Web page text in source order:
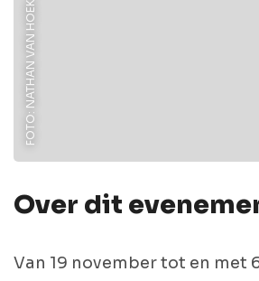
Over dit
Van 19 november tot en met